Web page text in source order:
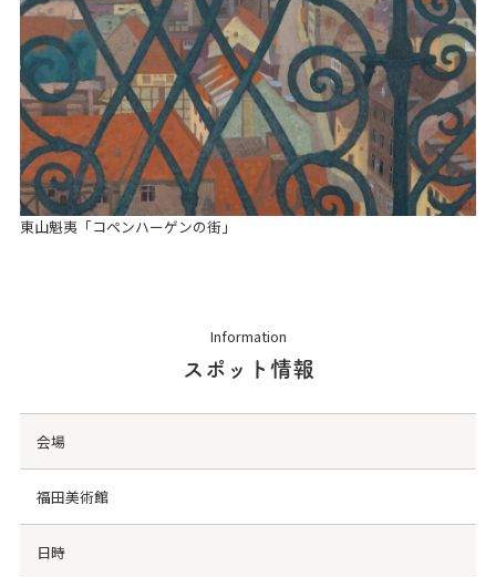
東山魁夷「コペンハーゲンの街」
Information
スポット情報
会場
福⽥美術館
日時